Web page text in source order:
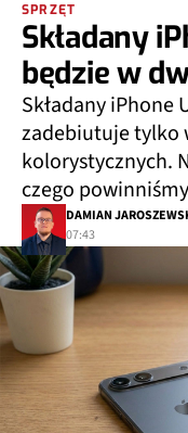
SPRZĘT
Składany
będzie w
Składany
zadebiutuje tylko
kolorystycznych.
czego
DAMIAN
07:43